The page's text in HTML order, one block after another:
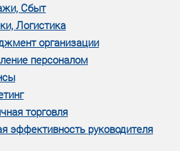
Сбыт
Логистика
организации
персоналом
торговля
эффективность руководителя